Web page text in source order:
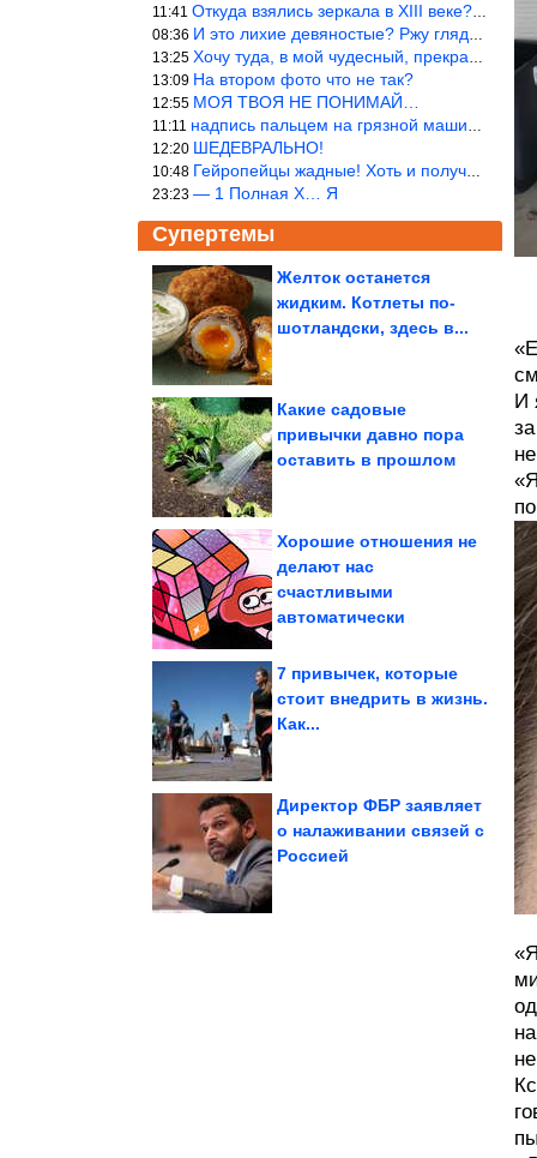
11:41 Откуда взялись зеркала в XIII веке? Вы ничего не перепутали?
08:36 И это лихие девяностые? Ржу глядя в окно!!!
13:25 Хочу туда, в мой чудесный, прекрасный мир.
13:09 На втором фото что не так?
12:55 МОЯ ТВОЯ НЕ ПОНИМАЙ…
11:11 надпись пальцем на грязной машине «Помой меня»!
12:20 ШЕДЕВРАЛЬНО!
10:48 Гейропейцы жадные! Хоть и получают в десять раз больше жителей б
23:23 — 1 Полная Х… Я
Супертемы
Желток останется
жидким. Котлеты по-
шотландски, здесь в...
На стенах пещер нашли
века
Какие садовые
привычки давно пора
оставить в прошлом
Полезные привычки,
Хорошие отношения не
делают нас
счастливыми
автоматически
7 привычек, которые
стоит внедрить в жизнь.
Как...
Милашные котята,
которые с...
Директор ФБР заявляет
о налаживании связей с
Россией
похудения
И